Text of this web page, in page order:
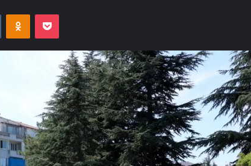
VKontakteOdnoklassniki
Pocket